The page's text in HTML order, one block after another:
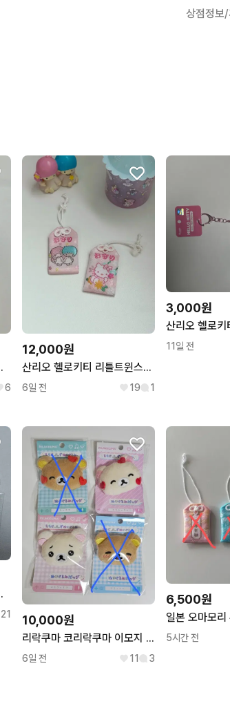
무리한 네고를 하지 않아요.
상점정보/
성취 개운
6
12,000원
산리오 헬로키티 리틀트윈스타 키키라라 오마모리 부적 키링 스트랩
6일 전 19 1
3,000원
11일 전
적 키링
21 10,000원
리락쿠마 코리락쿠마 이모지 뱃지 산리오 산엑스
6일 전 11 3
6,500원
일본 오마모리
5시간 전